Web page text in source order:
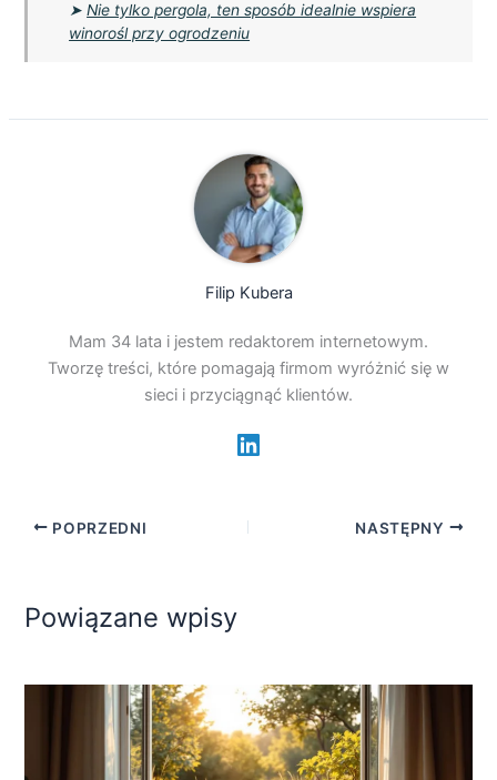
➤Nie tylko pergola, ten sposób idealnie wspiera
winorośl przy ogrodzeniu
Filip Kubera
Mam 34 lata i jestem redaktorem internetowym.
Tworzę treści, które pomagają firmom wyróżnić się w
sieci i przyciągnąć klientów.
POPRZEDNI NASTĘPNY
Powiązane wpisy